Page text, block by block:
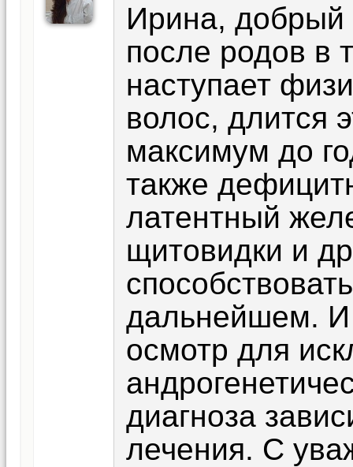
Ирина, добрый
после родов в
наступает
волос, длится
максимум до
также
латентный
щитовидки и
дальнейшем. И
осмотр для
диагноза
лечения. С